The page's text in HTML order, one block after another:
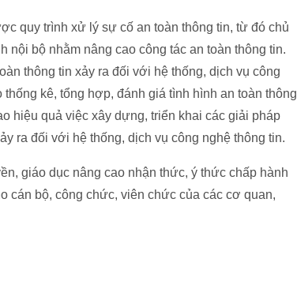
quy trình xử lý sự cố an toàn thông tin, từ đó chủ
bộ nhằm nâng cao công tác an toàn thông tin.
thông tin xảy ra đối với hệ thống, dịch vụ công
kê, tổng hợp, đánh giá tình hình an toàn thông
hiệu quả việc xây dựng, triển khai các giải pháp
ra đối với hệ thống, dịch vụ công nghệ thông tin.
giáo dục nâng cao nhận thức, ý thức chấp hành
cán bộ, công chức, viên chức của các cơ quan,